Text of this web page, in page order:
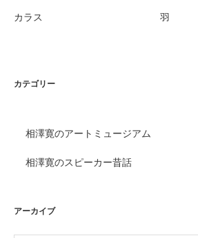
カラス 羽
カテゴリー
相澤寛のアートミュージアム
相澤寛のスピーカー昔話
アーカイブ